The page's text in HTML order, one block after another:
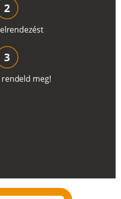
elrendezést
2
rendeld meg!
3